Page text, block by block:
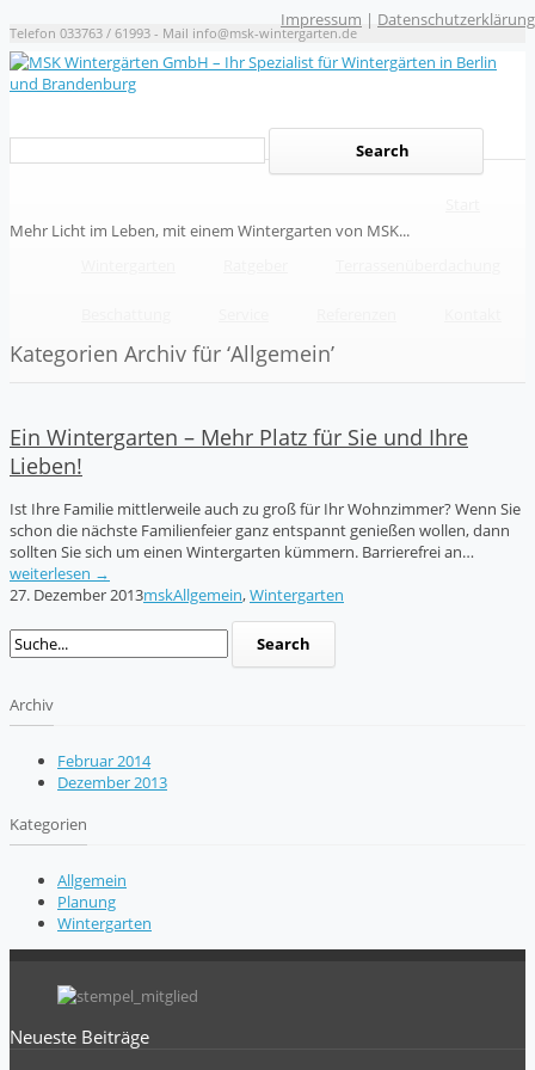
Telefon 033763 / 61993 - Mail info@msk-wintergarten.de
Mehr Licht im Leben, mit einem Wintergarten von MSK...
Kategorien Archiv für ‘Allgemein’
Ein Wintergarten – Mehr Platz für Sie und Ihre
Lieben!
Ist Ihre Familie mittlerweile auch zu groß für Ihr Wohnzimmer? Wenn Sie
schon die nächste Familienfeier ganz entspannt genießen wollen, dann
sollten Sie sich um einen Wintergarten kümmern. Barrierefrei an…
weiterlesen →
27. Dezember 2013mskAllgemein,Wintergarten
Archiv
Februar 2014
Dezember 2013
Kategorien
Allgemein
Planung
Wintergarten
Neueste Beiträge
Impressum | Datenschutzerklärung